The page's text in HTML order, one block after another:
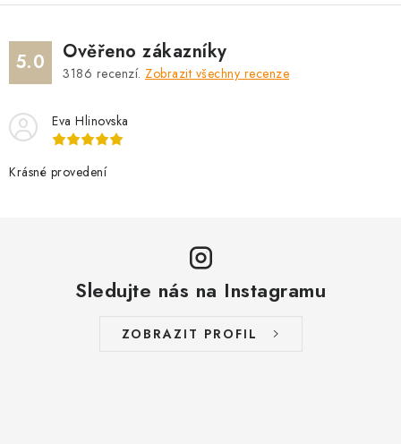
s
u
5.0 Ověřeno zákazníky
3186 recenzí. Zobrazit všechny recenze
Eva Hlinovska
Krásné provedení
Sledujte nás na Instagramu
ZOBRAZIT PROFIL